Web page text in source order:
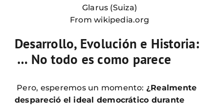
Glarus (Suiza)
From wikipedia.org
Desarrollo, Evolución e Historia:
… No todo es como parece
Pero, esperemos un momento: ¿Realmente
despareció el ideal democrático durante